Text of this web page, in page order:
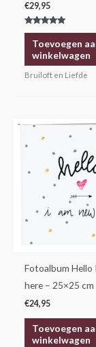
€29,95
Gewaardeerd
5.00
uit 5Toevoegen
winkelwagen
Bruiloft en Liefde
Fotoalbum Hello
here – 25×25 cm
€24,95
Toevoegen
winkelwagen